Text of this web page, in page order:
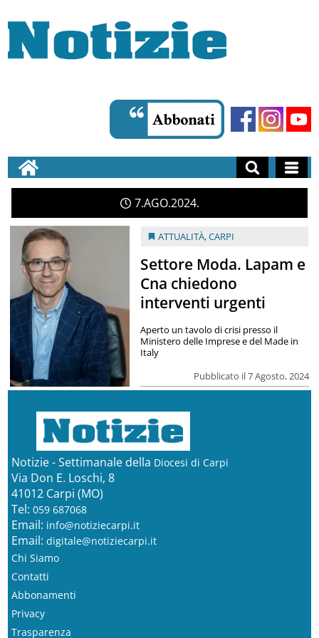
7 AGO 2024
ATTUALITÀ,CARPI
Settore Moda. Lapam e
Cna chiedono
interventi urgenti
Pubblicato il 7 Agosto, 2024
Aperto un tavolo di crisi presso il
Ministero delle Imprese e del Made in
Italy
Notizie - Settimanale della Diocesi di Carpi
Via Don E. Loschi, 8
41012 Carpi (MO)
Tel: 059 687068
Email: info@notiziecarpi.it
Email: digitale@notiziecarpi.it
Chi Siamo
Contatti
Abbonamenti
Privacy
Trasparenza